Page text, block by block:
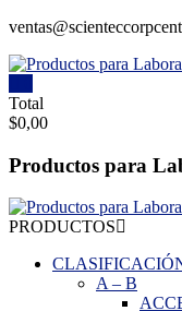
Saltar
Productos
para
Laboratorios
Investigación,
Industriales
y
Educacionales.
Total
$0,00
Productos para
PRODUCTOS
A– B